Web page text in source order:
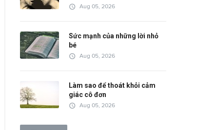
access_time Aug 05, 2026
Sức mạnh của những lời nhỏ
bé
access_time Aug 05, 2026
Làm sao để thoát khỏi cảm
giác cô đơn
access_time Aug 05, 2026